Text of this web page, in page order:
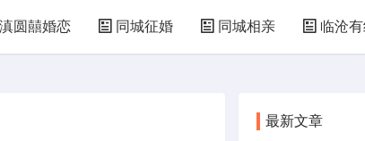
滇圆囍婚恋 同城征婚 同城相亲 临沧有
最新文章